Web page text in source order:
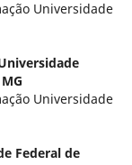
Universidade
Universidade
Federal de